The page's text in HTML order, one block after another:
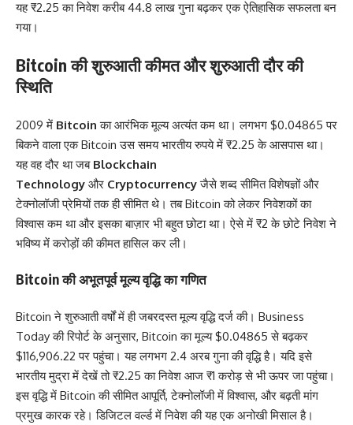
यह ₹2.25 का निवेश करीब 44.8 लाख गुना बढ़कर एक ऐतिहासिक सफलता बन
गया।
Bitcoin की शुरुआती कीमत और शुरुआती दौर की
स्थिति
2009 में Bitcoinका आरंभिक मूल्य अत्यंत कम था। लगभग $0.04865 पर
बिकने वाला एक Bitcoin उस समय भारतीय रुपये में ₹2.25 के आसपास था।
यह वह दौर था जबBlockchain
Technology और Cryptocurrencyजैसे शब्द सीमित विशेषज्ञों और
टेक्नोलॉजी प्रेमियों तक ही सीमित थे। तब Bitcoin को लेकर निवेशकों का
विश्वास कम था और इसका बाज़ार भी बहुत छोटा था। ऐसे में ₹2 के छोटे निवेश ने
भविष्य में करोड़ों की कीमत हासिल कर ली।
Bitcoin की अभूतपूर्व मूल्य वृद्धि का गणित
Bitcoin ने शुरुआती वर्षों में ही जबरदस्त मूल्य वृद्धि दर्ज की। Business
Today की रिपोर्ट के अनुसार, Bitcoin का मूल्य $0.04865 से बढ़कर
$116,906.22 पर पहुंचा। यह लगभग 2.4 अरब गुना की वृद्धि है। यदि इसे
भारतीय मुद्रा में देखें तो ₹2.25 का निवेश आज ₹1 करोड़ से भी ऊपर जा पहुंचा।
इस वृद्धि में Bitcoin की सीमित आपूर्ति, टेक्नोलॉजी में विश्वास, और बढ़ती मांग
प्रमुख कारक रहे। डिजिटल वर्ल्ड में निवेश की यह एक अनोखी मिसाल है।